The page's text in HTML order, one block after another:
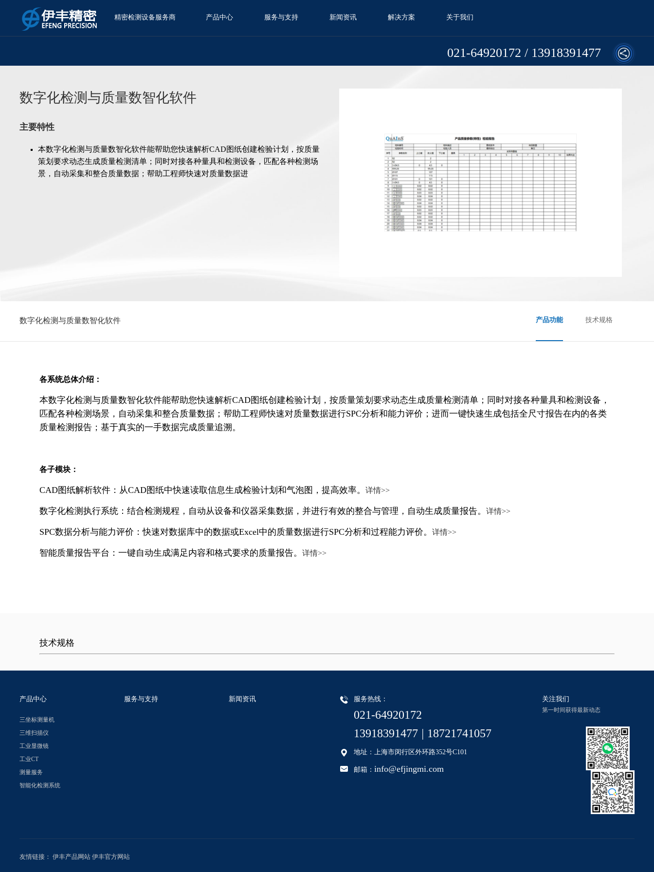
精密检测设备服务商 产品中心 服务与支持 新闻资讯 解决方案 关于我们
021-64920172 / 13918391477
数字化检测与质量数智化软件
主要特性
本数字化检测与质量数智化软件能帮助您快速解析CAD图纸创建检验计划，按质量
策划要求动态生成质量检测清单；同时对接各种量具和检测设备，匹配各种检测场
景，自动采集和整合质量数据；帮助工程师快速对质量数据进
数字化检测与质量数智化软件 产品功能 技术规格
各系统总体介绍：
本数字化检测与质量数智化软件能帮助您快速解析CAD图纸创建检验计划，按质量策划要求动态生成质量检测清单；同时对接各种量具和检测设备，
匹配各种检测场景，自动采集和整合质量数据；帮助工程师快速对质量数据进行SPC分析和能力评价；进而一键快速生成包括全尺寸报告在内的各类
质量检测报告；基于真实的一手数据完成质量追溯。
各子模块：
CAD图纸解析软件：从CAD图纸中快速读取信息生成检验计划和气泡图，提高效率。 详情>>
数字化检测执行系统：结合检测规程，自动从设备和仪器采集数据，并进行有效的整合与管理，自动生成质量报告。 详情>>
SPC数据分析与能力评价：快速对数据库中的数据或Excel中的质量数据进行SPC分析和过程能力评价。 详情>>
智能质量报告平台：一键自动生成满足内容和格式要求的质量报告。 详情>>
技术规格
产品中心
三坐标测量机
三维扫描仪
工业显微镜
工业CT
测量服务
智能化检测系统
服务与支持 新闻资讯 服务热线：
021-64920172
13918391477
18721741057
地址：上海市闵行区外环路352号C101
邮箱：info@efjingmi.com
关注我们
第一时间获得最新动态
友情链接： 伊丰产品网站 伊丰官方网站